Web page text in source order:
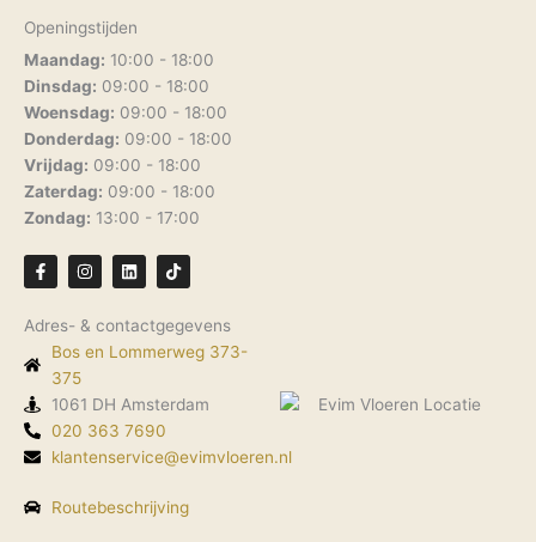
Openingstijden
Maandag: 10:00 - 18:00
Dinsdag: 09:00 - 18:00
Woensdag: 09:00 - 18:00
Donderdag: 09:00 - 18:00
Vrijdag: 09:00 - 18:00
Zaterdag: 09:00 - 18:00
Zondag: 13:00 - 17:00
F
a
c
b
o
f
I
n
s
a
g
r
m
L
i
n
e
d
i
T
i
k
o
k
Adres- & contactgegevens
Bos en Lommerweg 373-
375
1061 DH Amsterdam
020 363 7690
klantenservice@evimvloeren.nl
Routebeschrijving